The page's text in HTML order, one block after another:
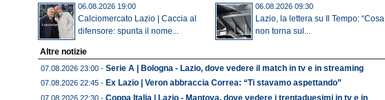
06.08.2026 19:00
Calciomercato Lazio | Caccia al
difensore: spunta il nome...
06.08.2026 09:30
Lazio, la lettera su Il Tempo: “Cosa
non torna sul...
Altre notizie
07.08.2026 23:00 - Serie A | Bologna - Lazio, dove vedere il match in tv e in streaming
07.08.2026 22:45 - Ex Lazio | Veron abbraccia Correa: “Ti stavamo aspettando”
07.08.2026 22:30 - Coppa Italia | Lazio - Mantova, dove vedere i trentaduesimi in tv e in